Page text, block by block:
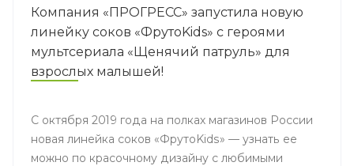
Компания «ПРОГРЕСС» запустила новую
линейку соков «ФрутоKids» с героями
мультсериала «Щенячий патруль» для
взрослых малышей!
С октября 2019 года на полках магазинов России
новая линейка соков «ФрутоKids» — узнать ее
можно по красочному дизайну с любимыми